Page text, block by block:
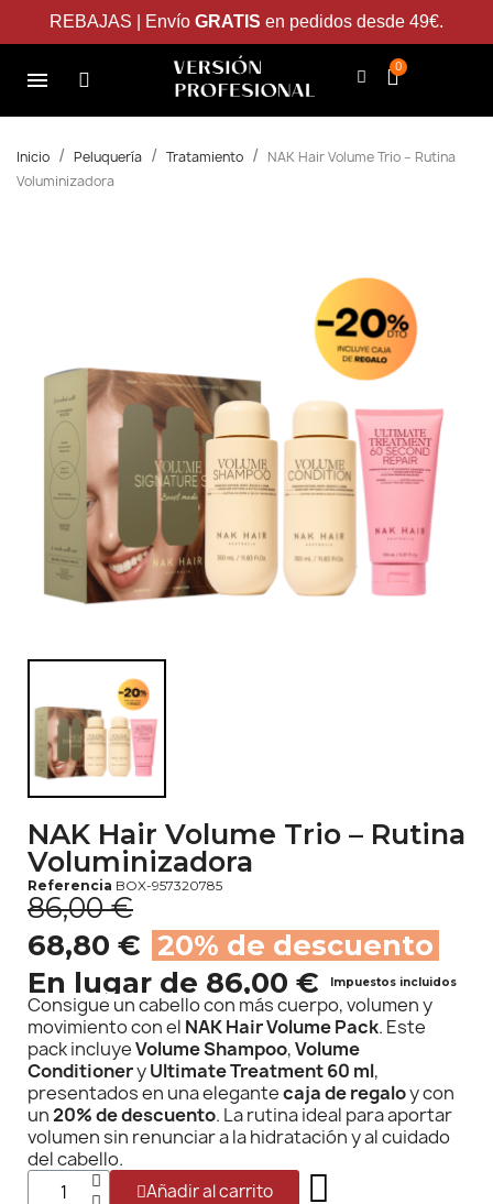
REBAJAS | Envío GRATIS en pedidos desde 49€.
Inicio Peluquería Tratamiento
NAK Hair Volume Trio – Rutina
Voluminizadora
NAK Hair Volume Trio – Rutina
Voluminizadora
Referencia BOX-957320785
86,00 €
68,80 € 20% de descuento
En lugar de 86,00 €
Impuestos incluidos
Consigue un cabello con más cuerpo, volumen y
movimiento con el NAK Hair Volume Pack. Este
pack incluyeVolume Shampoo,Volume
ConditioneryUltimate Treatment 60 ml,
presentados en una elegantecaja de regaloy con
un20% de descuento. La rutina ideal para aportar
volumen sin renunciar a la hidratación y al cuidado
del cabello.
Añadir al carrito